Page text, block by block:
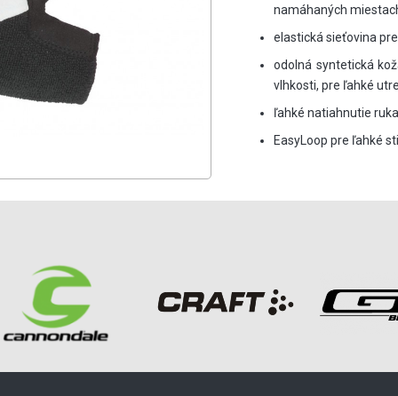
namáhaných
elastická sieťovina
odolná syntetická
vlhkosti, pre ľahké
ľahké natiahnutie
EasyLoop pre ľahké